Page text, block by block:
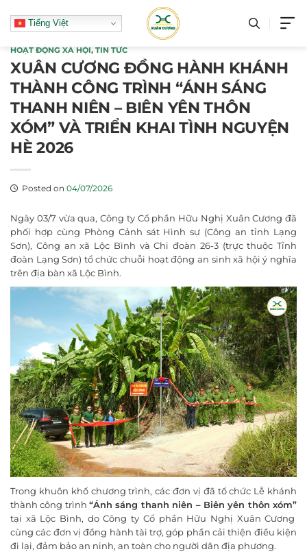
Tiếng Việt
HOẠT ĐỘNG XÃ HỘI, TIN TỨC
XUÂN CƯƠNG ĐỒNG HÀNH KHÁNH
THÀNH CÔNG TRÌNH “ÁNH SÁNG
THANH NIÊN – BIÊN YÊN THÔN
XÓM” VÀ TRIỂN KHAI TÌNH NGUYỆN
HÈ 2026
Posted on 04/07/2026
Ngày 03/7 vừa qua, Công ty Cổ phần Hữu Nghị Xuân Cương đã
phối hợp cùng Phòng Cảnh sát Hình sự (Công an tỉnh Lạng
Sơn), Công an xã Lộc Bình và Chi đoàn 26-3 (trực thuộc Tỉnh
đoàn Lạng Sơn) tổ chức chuỗi hoạt động an sinh xã hội ý nghĩa
trên địa bàn xã Lộc Bình.
Trong khuôn khổ chương trình, các đơn vị đã tổ chức Lễ khánh
thành công trình“Ánh sáng thanh niên – Biên yên thôn xóm”
tại xã Lộc Bình, do Công ty Cổ phần Hữu Nghị Xuân Cương
cùng các đơn vị đồng hành tài trợ, góp phần cải thiện điều kiện
đi lại, đảm bảo an ninh, an toàn cho người dân địa phương.